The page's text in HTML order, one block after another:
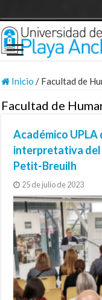
Inicio / Facultad de
Facultad de
Académico
interpretativa del
Petit-Breuilh
25 de julio de 2023